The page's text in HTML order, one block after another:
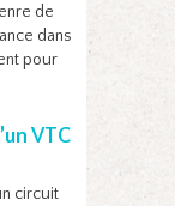
de
dans
pour
VTC
circuit